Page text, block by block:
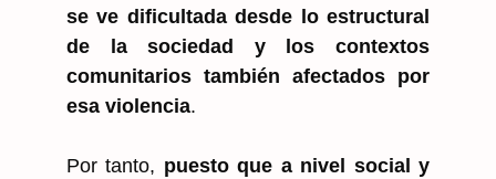
se ve dificultada desde lo estructural
de la sociedad y los contextos
comunitarios también afectados por
esa violencia.
Por tanto, puesto que a nivel social y